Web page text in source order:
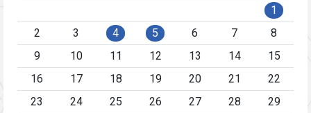
1
2
3 4 5 6 7
8
9
10 11 12 13 14
15
16
17 18 19 20 21
22
23
24 25 26 27 28
29